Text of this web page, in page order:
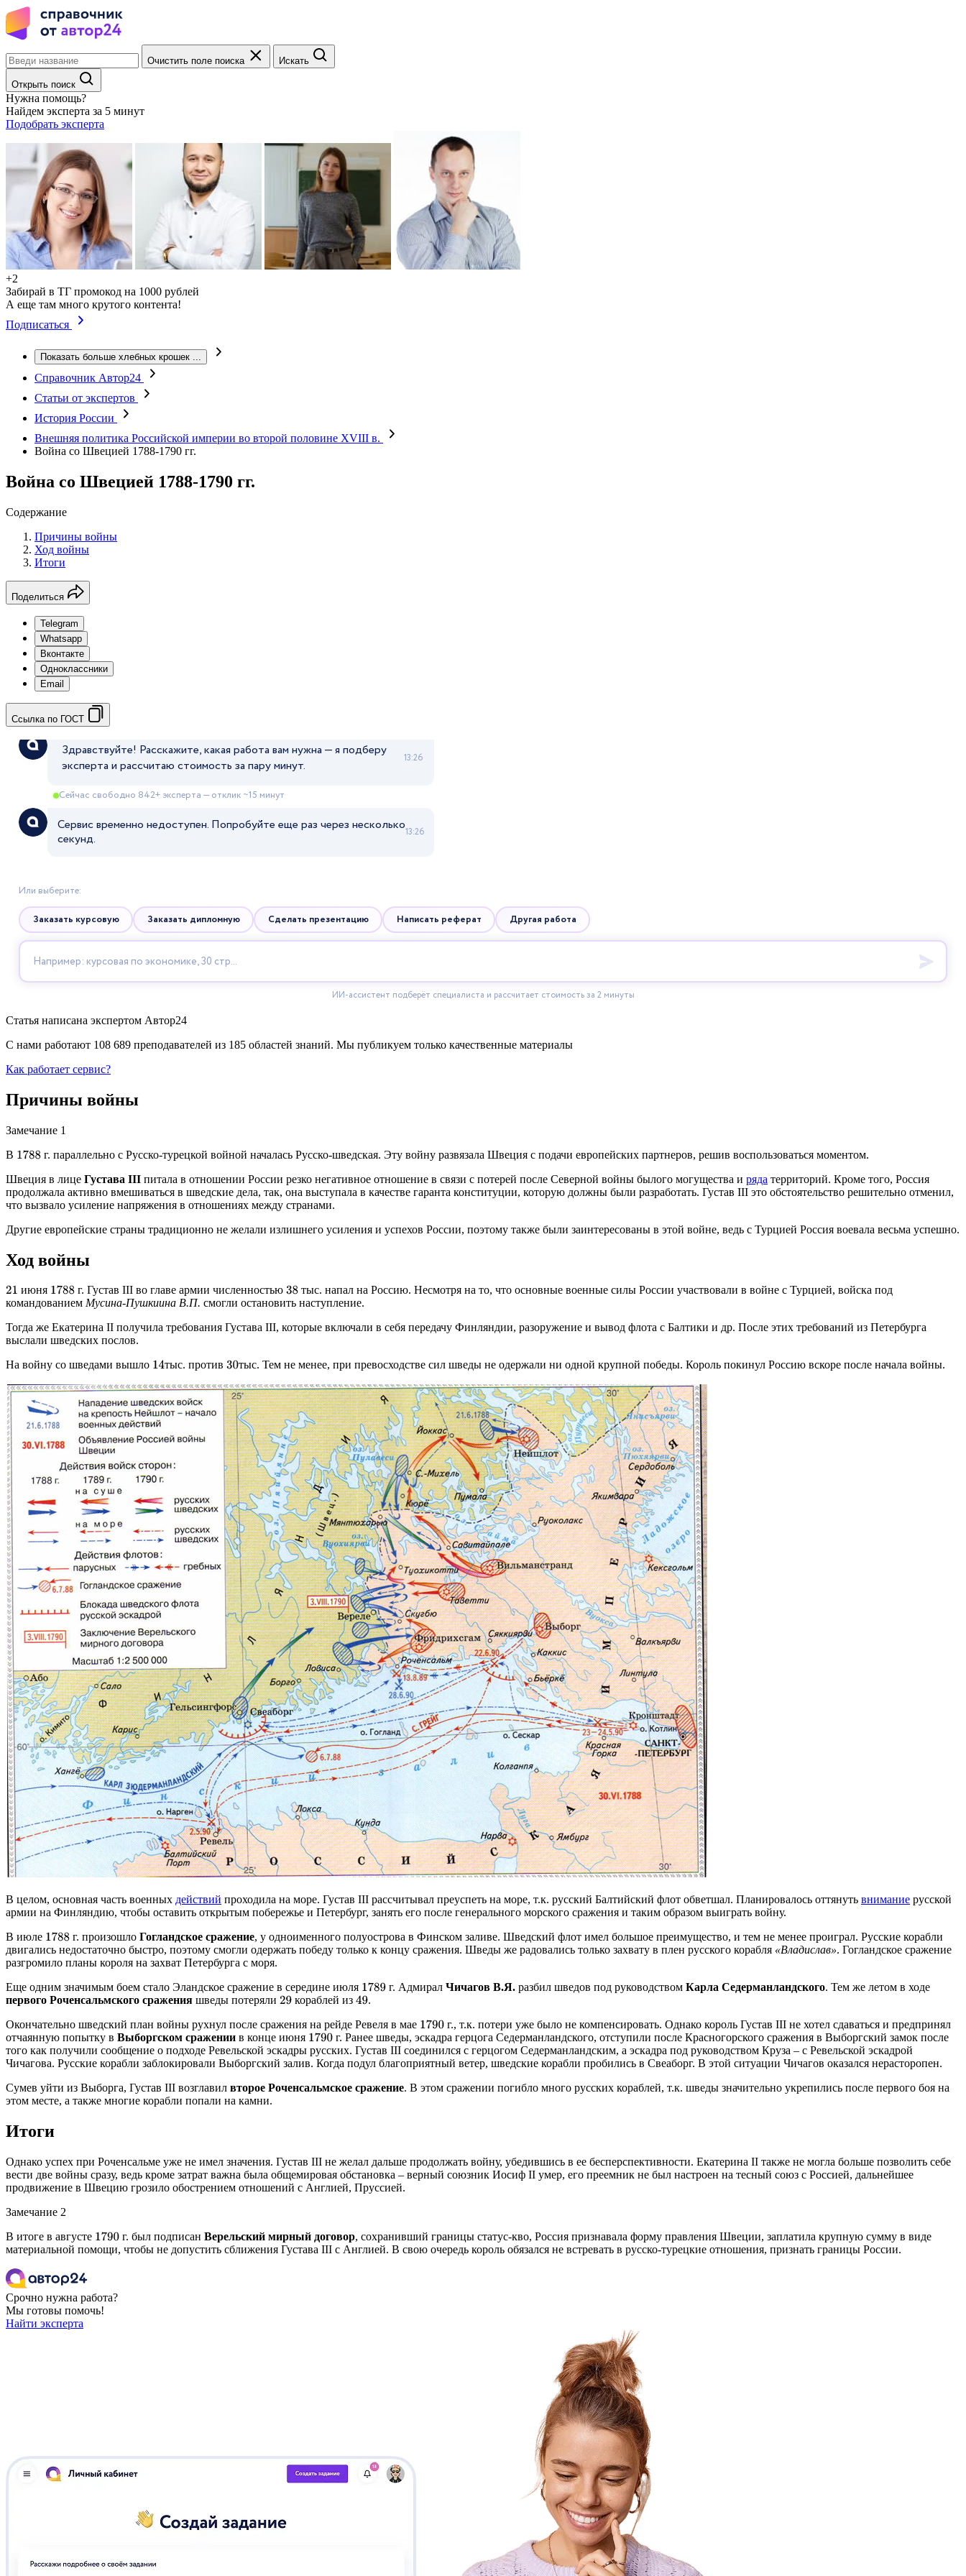
Очистить поле поиска Искать
Открыть поиск
Нужна помощь?
Найдем эксперта за 5 минут
Подобрать эксперта
+2
Забирай в ТГ промокод на 1000 рублей
А еще там много крутого контента!
Подписаться
Показать больше хлебных крошек ...
Справочник Автор24
Статьи от экспертов
История России
Внешняя политика Российской империи во второй половине XVIII в.
Война со Швецией 1788-1790 гг.
Война со Швецией 1788-1790 гг.
Содержание
Причины войны
Ход войны
Итоги
Поделиться
Telegram
Whatsapp
Вконтакте
Одноклассники
Email
Ссылка по ГОСТ
Статья написана экспертом Автор24
С нами работают 108 689 преподавателей из 185 областей знаний. Мы публикуем только качественные материалы
Как работает сервис?
Причины войны
Замечание 1
В 1788 г. параллельно с Русско-турецкой войной началась Русско-шведская. Эту войну развязала Швеция с подачи европейских партнеров, решив воспользоваться моментом.
Швеция в лице Густава III питала в отношении России резко негативное отношение в связи с потерей после Северной войны былого могущества и ряда территорий. Кроме того, Россия
продолжала активно вмешиваться в шведские дела, так, она выступала в качестве гаранта конституции, которую должны были разработать. Густав III это обстоятельство решительно отменил,
что вызвало усиление напряжения в отношениях между странами.
Другие европейские страны традиционно не желали излишнего усиления и успехов России, поэтому также были заинтересованы в этой войне, ведь с Турцией Россия воевала весьма успешно.
Ход войны
21 июня 1788 г. Густав III во главе армии численностью38 тыс. напал на Россию. Несмотря на то, что основные военные силы России участвовали в войне с Турцией, войска под
командованием Мусина-Пушкиина В.П. смогли остановить наступление.
Тогда же Екатерина II получила требования Густава III, которые включали в себя передачу Финляндии, разоружение и вывод флота с Балтики и др. После этих требований из Петербурга
выслали шведских послов.
На войну со шведами вышло 14тыс. против30тыс. Тем не менее, при превосходстве сил шведы не одержали ни одной крупной победы. Король покинул Россию вскоре после начала войны.
В целом, основная часть военных действий проходила на море. Густав III рассчитывал преуспеть на море, т.к. русский Балтийский флот обветшал. Планировалось оттянуть внимание русской
армии на Финляндию, чтобы оставить открытым побережье и Петербург, занять его после генерального морского сражения и таким образом выиграть войну.
В июле 1788 г. произошлоГогландское сражение, у одноименного полуострова в Финском заливе. Шведский флот имел большое преимущество, и тем не менее проиграл. Русские корабли
двигались недостаточно быстро, поэтому смогли одержать победу только к концу сражения. Шведы же радовались только захвату в плен русского корабля «Владислав». Гогландское сражение
разгромило планы короля на захват Петербурга с моря.
Еще одним значимым боем стало Эландское сражение в середине июля 1789 г. АдмиралЧичагов В.Я. разбил шведов под руководствомКарла Седерманландского. Тем же летом в ходе
первого Роченсальмского сражения шведы потеряли 29 кораблей из49.
Окончательно шведский план войны рухнул после сражения на рейде Ревеля в мае 1790 г., т.к. потери уже было не компенсировать. Однако король Густав III не хотел сдаваться и предпринял
отчаянную попытку в Выборгском сражении в конце июня 1790 г. Ранее шведы, эскадра герцога Седерманландского, отступили после Красногорского сражения в Выборгский замок после
того как получили сообщение о подходе Ревельской эскадры русских. Густав III соединился с герцогом Седерманландским, а эскадра под руководством Круза – с Ревельской эскадрой
Чичагова. Русские корабли заблокировали Выборгский залив. Когда подул благоприятный ветер, шведские корабли пробились в Свеаборг. В этой ситуации Чичагов оказался нерасторопен.
Сумев уйти из Выборга, Густав III возглавил второе Роченсальмское сражение. В этом сражении погибло много русских кораблей, т.к. шведы значительно укрепились после первого боя на
этом месте, а также многие корабли попали на камни.
Итоги
Однако успех при Роченсальме уже не имел значения. Густав III не желал дальше продолжать войну, убедившись в ее бесперспективности. Екатерина II также не могла больше позволить себе
вести две войны сразу, ведь кроме затрат важна была общемировая обстановка – верный союзник Иосиф II умер, его преемник не был настроен на тесный союз с Россией, дальнейшее
продвижение в Швецию грозило обострением отношений с Англией, Пруссией.
Замечание 2
В итоге в августе 1790 г. был подписанВерельский мирный договор, сохранивший границы статус-кво, Россия признавала форму правления Швеции, заплатила крупную сумму в виде
материальной помощи, чтобы не допустить сближения Густава III с Англией. В свою очередь король обязался не встревать в русско-турецкие отношения, признать границы России.
Срочно нужна работа?
Мы готовы помочь!
Найти эксперта